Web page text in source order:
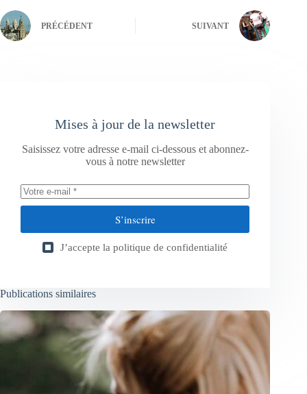
PRÉCÉDENT SUIVANT
Mises à jour de la newsletter
Saisissez votre adresse e-mail ci-dessous et abonnez-
vous à notre newsletter
S’inscrire
J’accepte la politique de confidentialité
Publications similaires